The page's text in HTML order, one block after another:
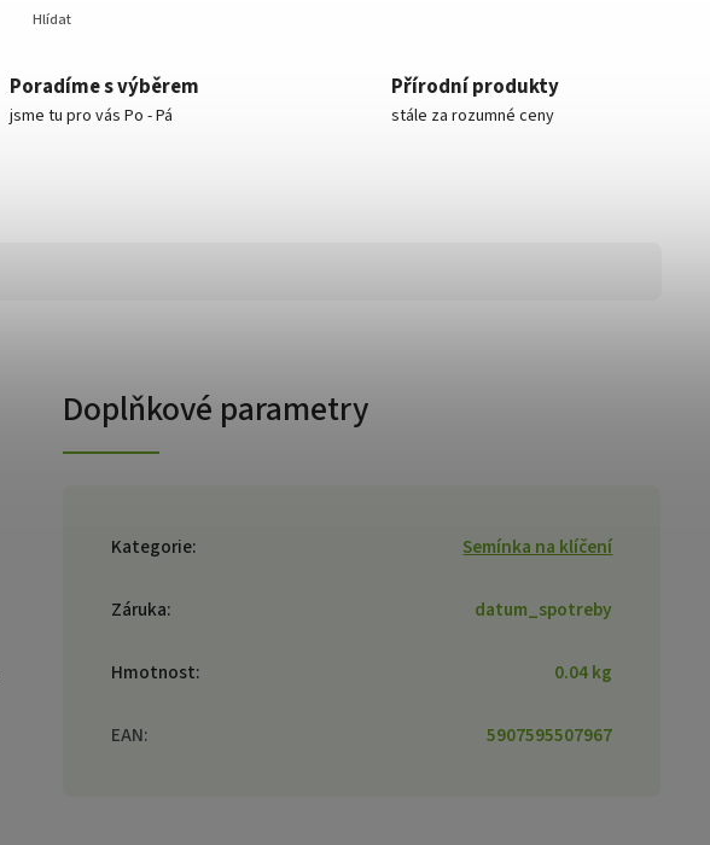
Hlídat
Poradíme s výběrem
jsme tu pro vás Po - Pá
Přírodní produkty
stále za rozumné ceny
Doplňkové parametry
Kategorie: Semínka na klíčení
Záruka: datum_spotreby
Hmotnost: 0.04 kg
EAN: 5907595507967